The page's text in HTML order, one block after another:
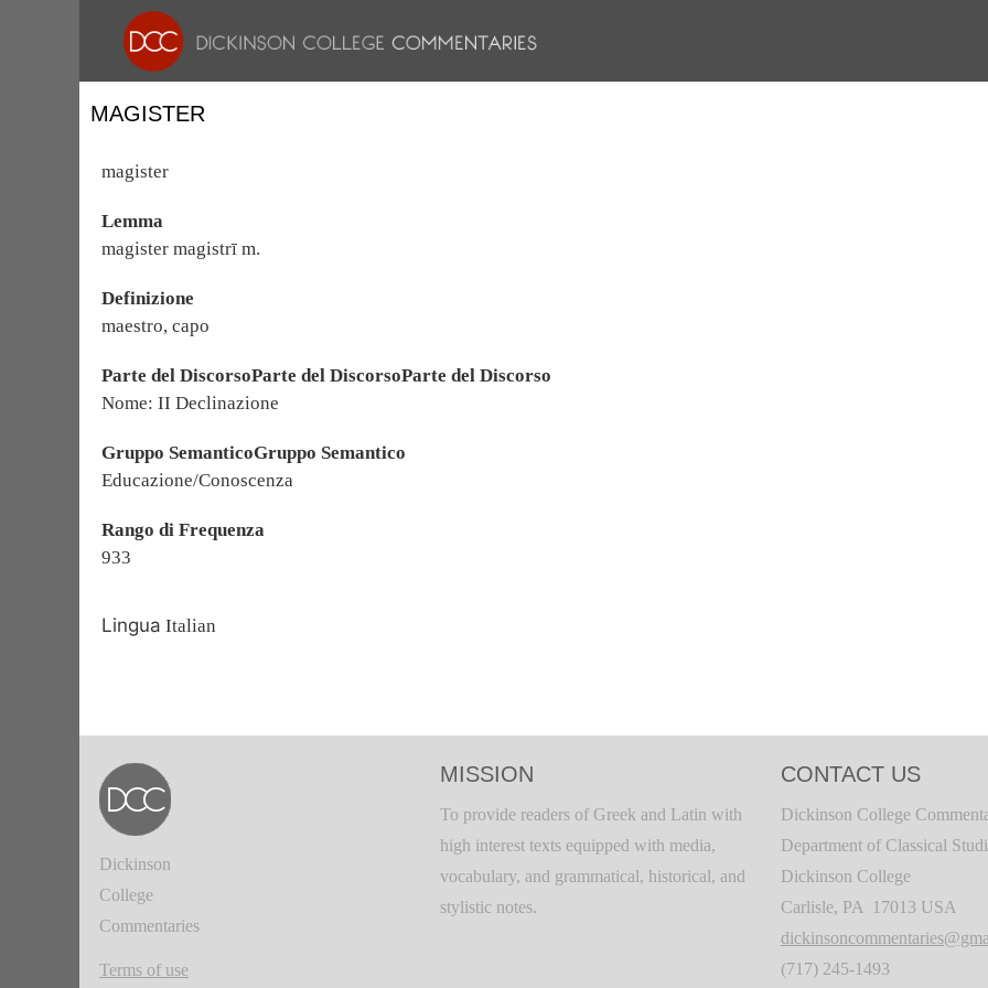
MAGISTER
magister
Lemma
magister magistrī m.
Definizione
maestro, capo
Parte del DiscorsoParte del DiscorsoParte del Discorso
Nome: II Declinazione
Gruppo SemanticoGruppo Semantico
Educazione/Conoscenza
Rango di Frequenza
933
Lingua Italian
Dickinson
College
Commentaries
Terms of use
MISSION
To provide readers of Greek and Latin with
high interest texts equipped with media,
vocabulary, and grammatical, historical, and
stylistic notes.
CONTACT US
Dickinson College
Department of Classical
Dickinson College
Carlisle, PA 17013 USA
(717) 245-1493